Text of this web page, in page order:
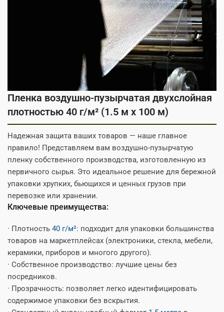
Пленка воздушно-пузырчатая двухслойная
плотностью 40 г/м² (1.5 м x 100 м)
Надежная защита ваших товаров — наше главное
правило! Представляем вам воздушно-пузырчатую
пленку собственного производства, изготовленную из
первичного сырья. Это идеальное решение для бережной
упаковки хрупких, бьющихся и ценных грузов при
перевозке или хранении.
Ключевые преимущества:
· Плотность 40 г/м²: подходит для упаковки большинства
товаров на маркетплейсах (электроники, стекла, мебели,
керамики, приборов и многого другого).
· Собственное производство: лучшие цены без
посредников.
· Прозрачность: позволяет легко идентифицировать
содержимое упаковки без вскрытия.